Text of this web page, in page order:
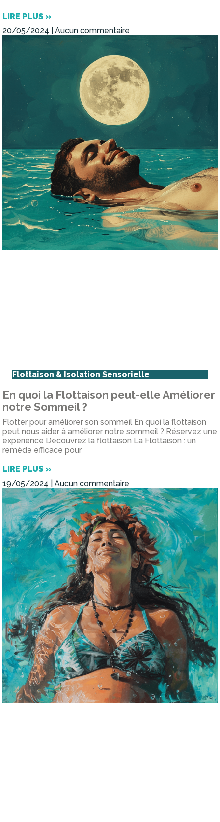
LIRE PLUS »
20/05/2024
Aucun commentaire
Flottaison & Isolation Sensorielle
En quoi la Flottaison peut-elle Améliorer
notre Sommeil ?
Flotter pour améliorer son sommeil En quoi la flottaison
peut nous aider à améliorer notre sommeil ? Réservez une
expérience Découvrez la flottaison La Flottaison : un
remède efficace pour
LIRE PLUS »
19/05/2024
Aucun commentaire